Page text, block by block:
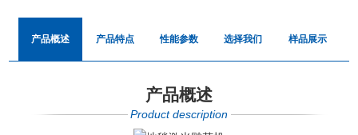
产品概述 产品特点 性能参数 选择我们 样品展示
产品概述
Product description